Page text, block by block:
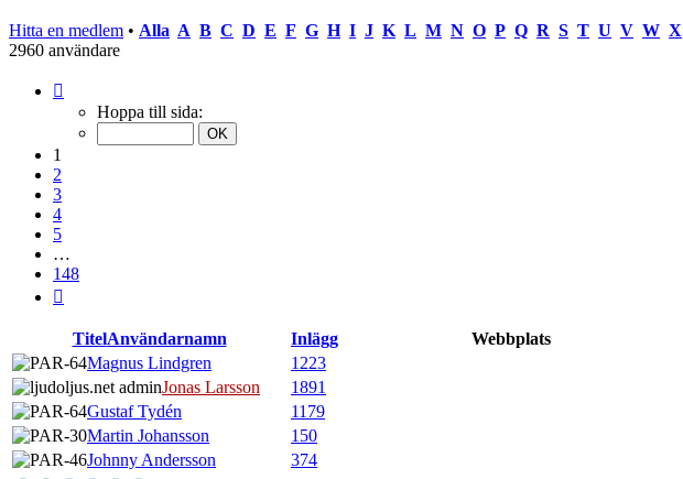
Hitta en medlem • Alla A B C D E F G H I J K L M N O P Q R S T U V W X
2960 användare
Hoppa till sida:
1
2
3
4
5
…
148
TitelAnvändarnamn Inlägg Webbplats
Magnus Lindgren
1223
Jonas Larsson
1891
Gustaf Tydén
1179
Martin Johansson
150
Johnny Andersson
374